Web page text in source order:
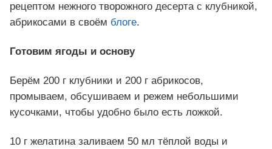
рецептом нежного творожного десерта с клубникой,
абрикосами в своём блоге.
Готовим ягоды и основу
Берём 200 г клубники и 200 г абрикосов,
промываем, обсушиваем и режем небольшими
кусочками, чтобы удобно было есть ложкой.
10 г желатина заливаем 50 мл тёплой воды и